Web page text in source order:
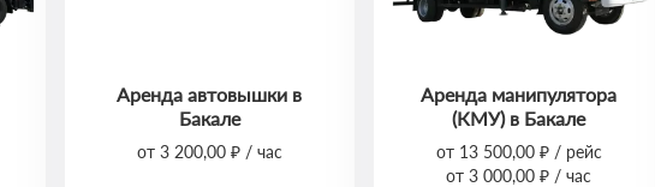
Аренда автовышки в
Бакале
от 3 200,00 ₽ / час
Аренда манипулятора
(КМУ) в Бакале
от 13 500,00 ₽ / рейс
от 3 000,00 ₽ / час